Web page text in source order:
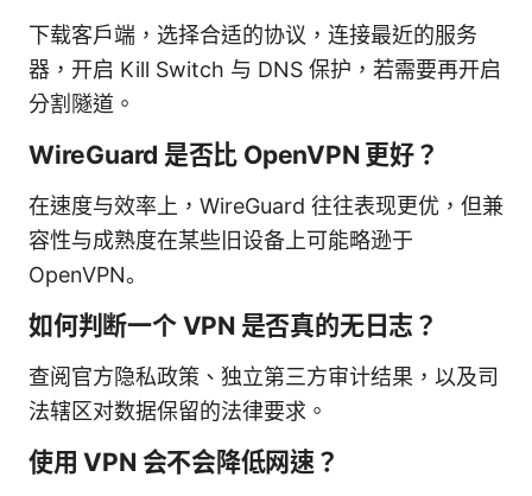
下载客户端，选择合适的协议，连接最近的服务
器，开启 Kill Switch 与 DNS 保护，若需要再开启
分割隧道。
WireGuard 是否比 OpenVPN 更好？
在速度与效率上，WireGuard 往往表现更优，但兼
容性与成熟度在某些旧设备上可能略逊于
OpenVPN。
如何判断一个 VPN 是否真的无日志？
查阅官方隐私政策、独立第三方审计结果，以及司
法辖区对数据保留的法律要求。
使用 VPN 会不会降低网速？